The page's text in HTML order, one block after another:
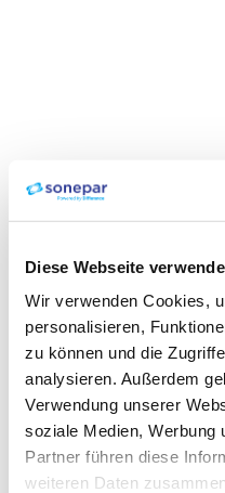
Diese Webseite
Wir verwenden Cookies,
personalisieren,
zu können und die
analysieren. Außerdem
Verwendung unserer
soziale Medien, Werbung
Partner führen diese
weiteren Daten